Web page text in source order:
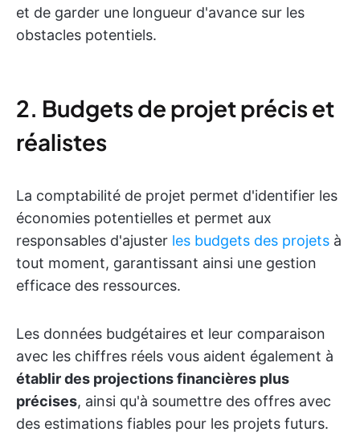
et de garder une longueur d'avance sur les
obstacles potentiels.
2. Budgets de projet précis et
réalistes
La comptabilité de projet permet d'identifier les
économies potentielles et permet aux
responsables d'ajuster les budgets des projets à
tout moment, garantissant ainsi une gestion
efficace des ressources.
Les données budgétaires et leur comparaison
avec les chiffres réels vous aident également à
établir des projections financières plus
précises, ainsi qu'à soumettre des offres avec
des estimations fiables pour les projets futurs.